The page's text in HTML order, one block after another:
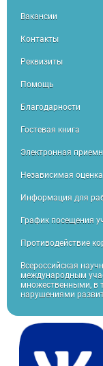
Вакансии
Контакты
Реквизиты
Помощь
Благодарности
Гостевая книга
Электронная
Независимая оценка
Информация для
График посещения
Противодействие
Всероссийская
международным
множественными, в
нарушениями